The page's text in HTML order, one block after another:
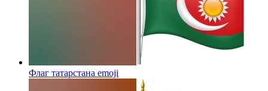
Флаг татарстана emoji